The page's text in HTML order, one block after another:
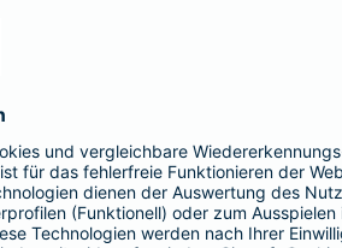
im Detail